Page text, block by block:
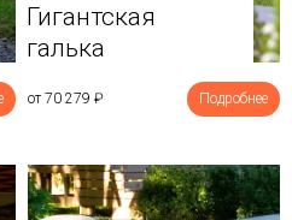
Гигантская
галька
от 70 279 ₽ Подробнее